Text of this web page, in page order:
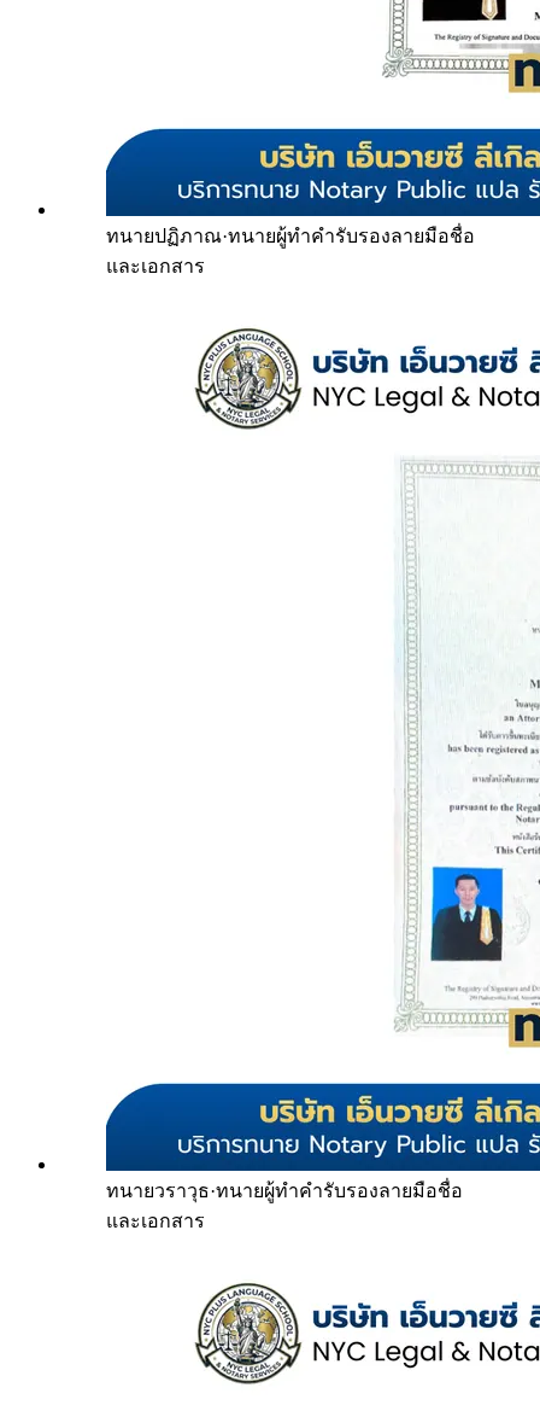
ทนายปฏิภาณ·ทนายผู้ทำคำรับรองลายมือชื่อ
และเอกสาร
ทนายวราวุธ·ทนายผู้ทำคำรับรองลายมือชื่อ
และเอกสาร